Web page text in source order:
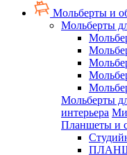
Мольберты и
Мольберты
Мольберты
интерьера
Планшеты и